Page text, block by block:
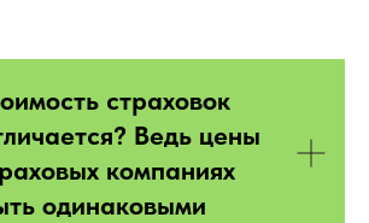
страховок
Ведь цены
компаниях
одинаковыми